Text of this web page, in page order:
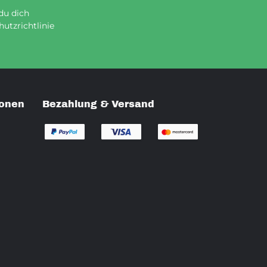
dich
Bezahlung & Versand